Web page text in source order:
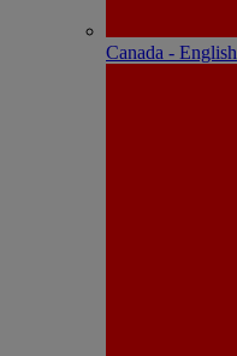
Canada - English